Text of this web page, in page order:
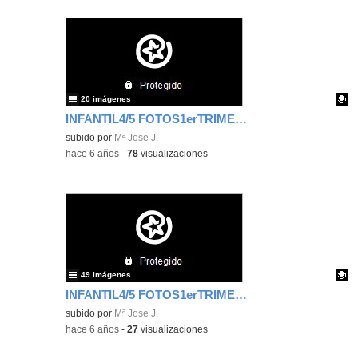
INFANTIL4/5 FOTOS1erTRIMESTRE HUERTO II
Contenido educativo.
subido por Mª Jose J.
20 imágenes
-hace 6 años -78 visualizaciones
INFANTIL4/5 FOTOS1erTRIMESTRE HUERTO I
Contenido educativo.
subido por Mª Jose J.
49 imágenes
-hace 6 años -27 visualizaciones